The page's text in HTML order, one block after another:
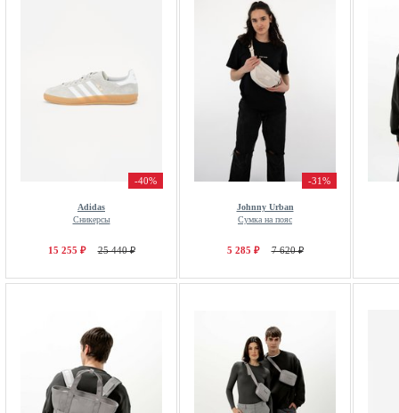
-40%
Adidas
Сникерсы
15 255 ₽ 25 440 ₽
-31%
Johnny Urban
Сумка на пояс
5 285 ₽ 7 620 ₽